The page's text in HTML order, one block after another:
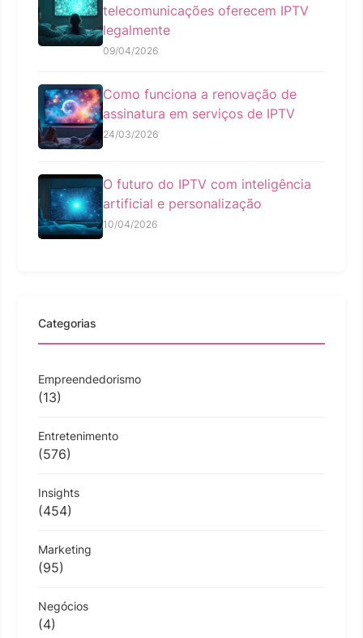
telecomunicações oferecem IPTV
legalmente
09/04/2026
Como funciona a renovação de
assinatura em serviços de IPTV
24/03/2026
O futuro do IPTV com inteligência
artificial e personalização
10/04/2026
Categorias
Empreendedorismo
(13)
Entretenimento
(576)
Insights
(454)
Marketing
(95)
Negócios
(4)